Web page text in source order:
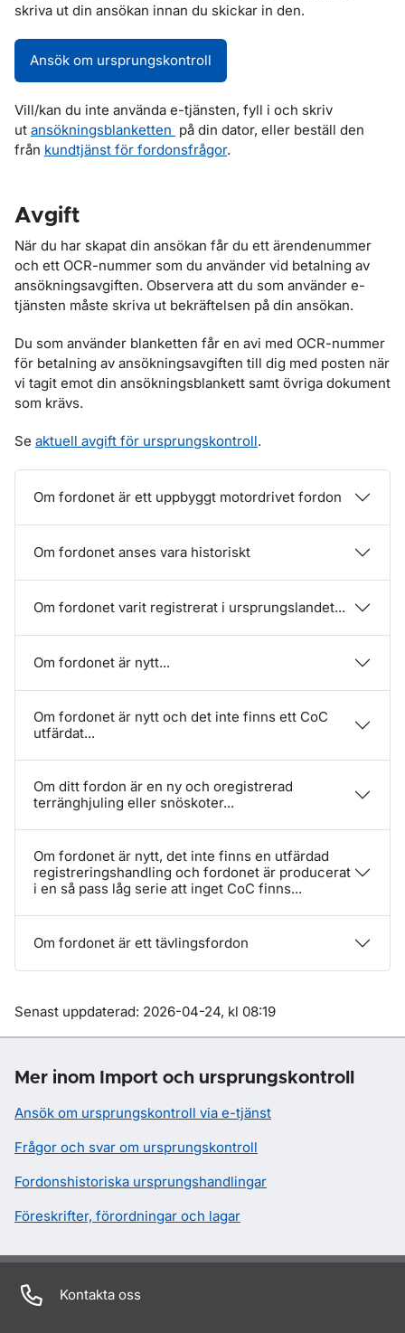
skriva ut din ansökan innan du skickar in den.
Ansök om ursprungskontroll
Vill/kan du inte använda e-tjänsten, fyll i och skriv
ut ansökningsblanketten på din dator, eller beställ den
från kundtjänst för fordonsfrågor.
Avgift
När du har skapat din ansökan får du ett ärendenummer
och ett OCR-nummer som du använder vid betalning av
ansökningsavgiften. Observera att du som använder e-
tjänsten måste skriva ut bekräftelsen på din ansökan.
Du som använder blanketten får en avi med OCR-nummer
för betalning av ansökningsavgiften till dig med posten när
vi tagit emot din ansökningsblankett samt övriga dokument
som krävs.
Se aktuell avgift för ursprungskontroll.
Om fordonet är ett uppbyggt motordrivet fordon
Om fordonet anses vara historiskt
Om fordonet varit registrerat i ursprungslandet...
Om fordonet är nytt...
Om fordonet är nytt och det inte finns ett CoC
utfärdat...
Om ditt fordon är en ny och oregistrerad
terränghjuling eller snöskoter...
Om fordonet är nytt, det inte finns en utfärdad
registreringshandling och fordonet är producerat
i en så pass låg serie att inget CoC finns...
Om fordonet är ett tävlingsfordon
Om sidan
Senast uppdaterad: 2026-04-24, kl 08:19
Mer inom Import och ursprungskontroll
Ansök om ursprungskontroll via e-tjänst
Frågor och svar om ursprungskontroll
Fordonshistoriska ursprungshandlingar
Föreskrifter, förordningar och lagar
Kontakta oss